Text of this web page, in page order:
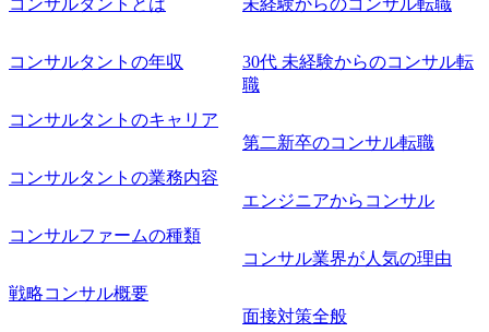
規事業開発にも興味があり、ゆくゆくはチャレンジしてみ
コンサルタントとは
コンサルタントの年収
コンサルタントのキャリア
コンサルタントの業務内容
コンサルファームの種類
戦略コンサル概要
未経験からのコンサル転職
30代 未経験からのコンサル転
職
第二新卒のコンサル転職
エンジニアからコンサル
コンサル業界が人気の理由
面接対策全般